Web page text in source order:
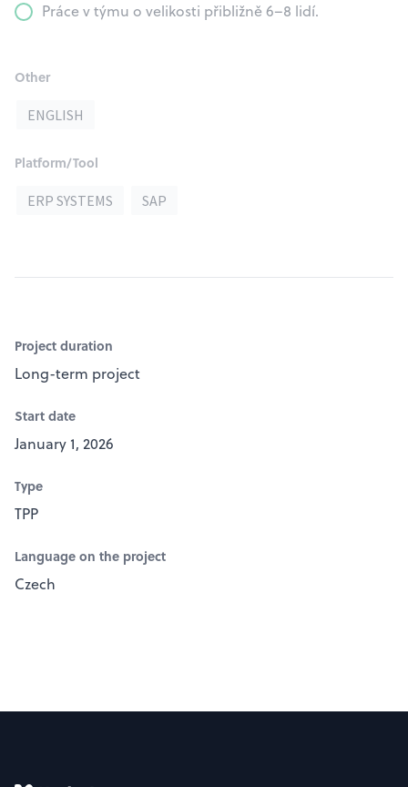
Práce v týmu o velikosti přibližně 6–8 lidí.
Other
ENGLISH
Platform/Tool
ERP SYSTEMS SAP
Project duration
Long-term project
Start date
January 1, 2026
Type
TPP
Language on the project
Czech